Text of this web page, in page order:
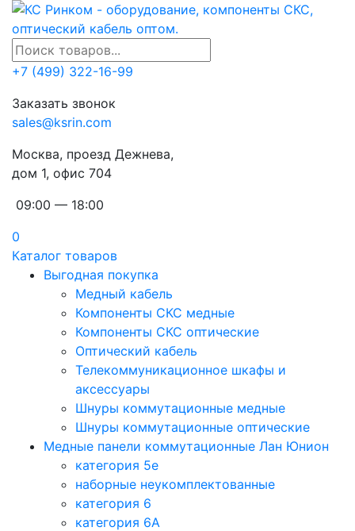
+7 (499) 322-16-99
Заказать звонок
sales@ksrin.com
Москва, проезд Дежнева,
дом 1, офис 704
09:00 — 18:00
0
Каталог товаров
Выгодная покупка
Медный кабель
Компоненты СКС медные
Компоненты СКС оптические
Оптический кабель
Телекоммуникационное шкафы и
аксессуары
Шнуры коммутационные медные
Шнуры коммутационные оптические
Медные панели коммутационные Лан Юнион
категория 5e
наборные неукомплектованные
категория 6
категория 6A